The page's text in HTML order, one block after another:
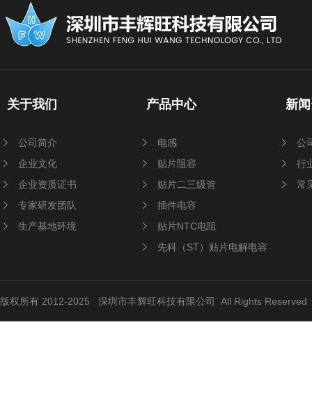
关于我们
公司简介
企业文化
企业资质证书
专家研发团队
生产基地环境
产品中心
电感
贴片阻容
贴片二三级管
插件电容
贴片NTC电阻
先科（ST）贴片电解电容
新
公
行
常
版权所有 2012-2025 深圳市丰辉旺科技有限公司 All Rights